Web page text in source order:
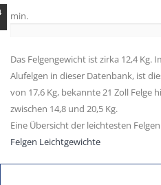
min.
Das Felgengewicht ist zirka 12,4 Kg.
Alufelgen in dieser Datenbank, ist
von 17,6 Kg, bekannte 21 Zoll Felge
zwischen 14,8 und 20,5 Kg.
Eine Übersicht der leichtesten
Felgen Leichtgewichte